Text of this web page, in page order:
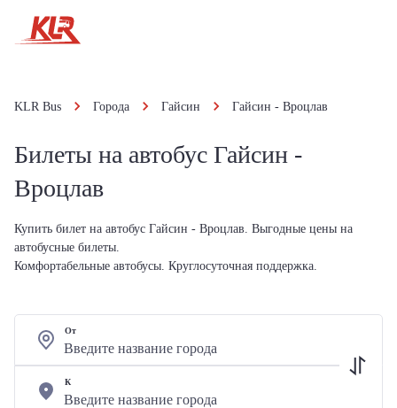
KLR Bus Города Гайсин Гайсин - Вроцлав
Билеты на автобус Гайсин -
Вроцлав
Купить билет на автобус Гайсин - Вроцлав. Выгодные цены на
автобусные билеты.
Комфортабельные автобусы. Круглосуточная поддержка.
От
К